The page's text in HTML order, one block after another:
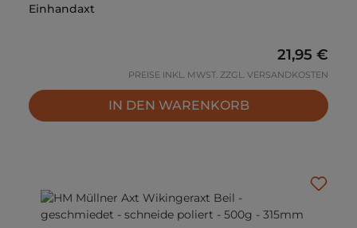
Einhandaxt
Regulärer
21,95 €
PREISE INKL. MWST. ZZGL. VERSANDKOSTEN
IN DEN WARENKORB